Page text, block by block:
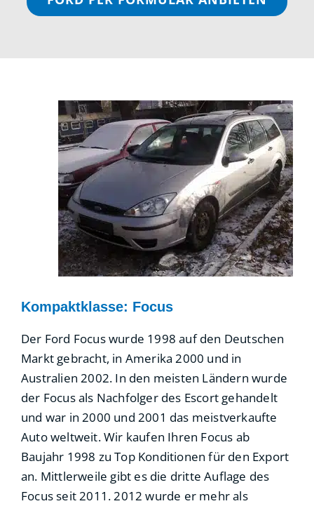
Kompaktklasse: Focus
Der Ford Focus wurde 1998 auf den Deutschen
Markt gebracht, in Amerika 2000 und in
Australien 2002. In den meisten Ländern wurde
der Focus als Nachfolger des Escort gehandelt
und war in 2000 und 2001 das meistverkaufte
Auto weltweit. Wir kaufen Ihren Focus ab
Baujahr 1998 zu Top Konditionen für den Export
an. Mittlerweile gibt es die dritte Auflage des
Focus seit 2011. 2012 wurde er mehr als